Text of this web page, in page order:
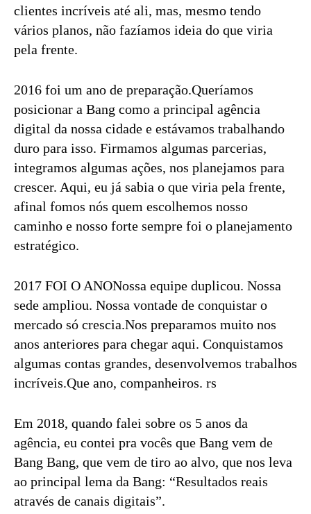
clientes incríveis até ali, mas, mesmo tendo
vários planos, não fazíamos ideia do que viria
pela frente.
2016 foi um ano de preparação.Queríamos
posicionar a Bang como a principal agência
digital da nossa cidade e estávamos trabalhando
duro para isso. Firmamos algumas parcerias,
integramos algumas ações, nos planejamos para
crescer. Aqui, eu já sabia o que viria pela frente,
afinal fomos nós quem escolhemos nosso
caminho e nosso forte sempre foi o planejamento
estratégico.
2017 FOI O ANONossa equipe duplicou. Nossa
sede ampliou. Nossa vontade de conquistar o
mercado só crescia.Nos preparamos muito nos
anos anteriores para chegar aqui. Conquistamos
algumas contas grandes, desenvolvemos trabalhos
incríveis.Que ano, companheiros. rs
Em 2018, quando falei sobre os 5 anos da
agência, eu contei pra vocês que Bang vem de
Bang Bang, que vem de tiro ao alvo, que nos leva
ao principal lema da Bang: “Resultados reais
através de canais digitais”.